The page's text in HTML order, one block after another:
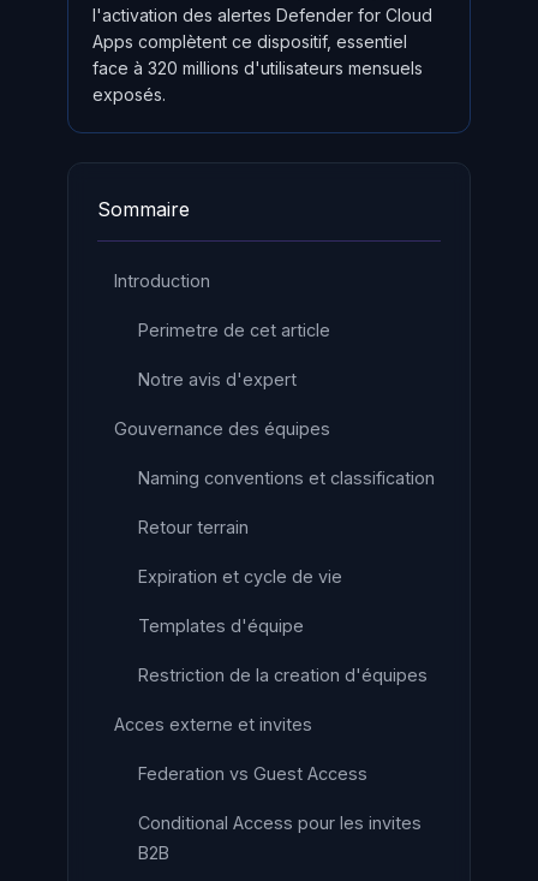
l'activation des alertes Defender for Cloud
Apps complètent ce dispositif, essentiel
face à 320 millions d'utilisateurs mensuels
exposés.
Sommaire
Introduction
Perimetre de cet article
Notre avis d'expert
Gouvernance des équipes
Naming conventions et classification
Retour terrain
Expiration et cycle de vie
Templates d'équipe
Restriction de la creation d'équipes
Acces externe et invites
Federation vs Guest Access
Conditional Access pour les invites
B2B